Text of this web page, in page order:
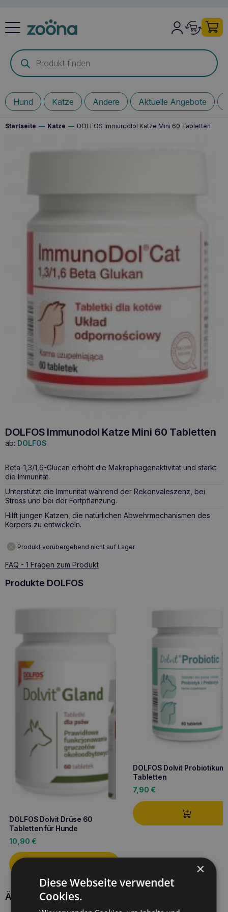
Products
search
Hund Katze Andere Aktuelle Angebote
Startseite — Katze — DOLFOS Immunodol Katze Mini 60 Tabletten
DOLFOS Immunodol Katze Mini 60 Tabletten
ab: DOLFOS
Beta-1,3/1,6-Glucan erhöht die Makrophagenaktivität und stärkt
die Immunität.
Unterstützt die Immunität während der Rekonvaleszenz, bei
Stress und bei der Fortpflanzung.
Hilft jungen Katzen, die natürlichen Abwehrmechanismen des
Körpers zu entwickeln.
Produkt vorübergehend nicht auf Lager
FAQ - 1 Fragen zum Produkt
Produkte DOLFOS
DOLFOS Dolvit Drüse 60
Tabletten für Hunde
10,90 €
DOLFOS Dolvit Probiotikum
Tabletten
7,90 €
Ähnliche Produkte
×
Diese Webseite verwendet
Cookies.